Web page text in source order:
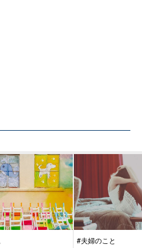
#夫婦のこと